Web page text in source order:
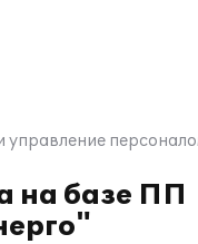
управление
на базе ПП